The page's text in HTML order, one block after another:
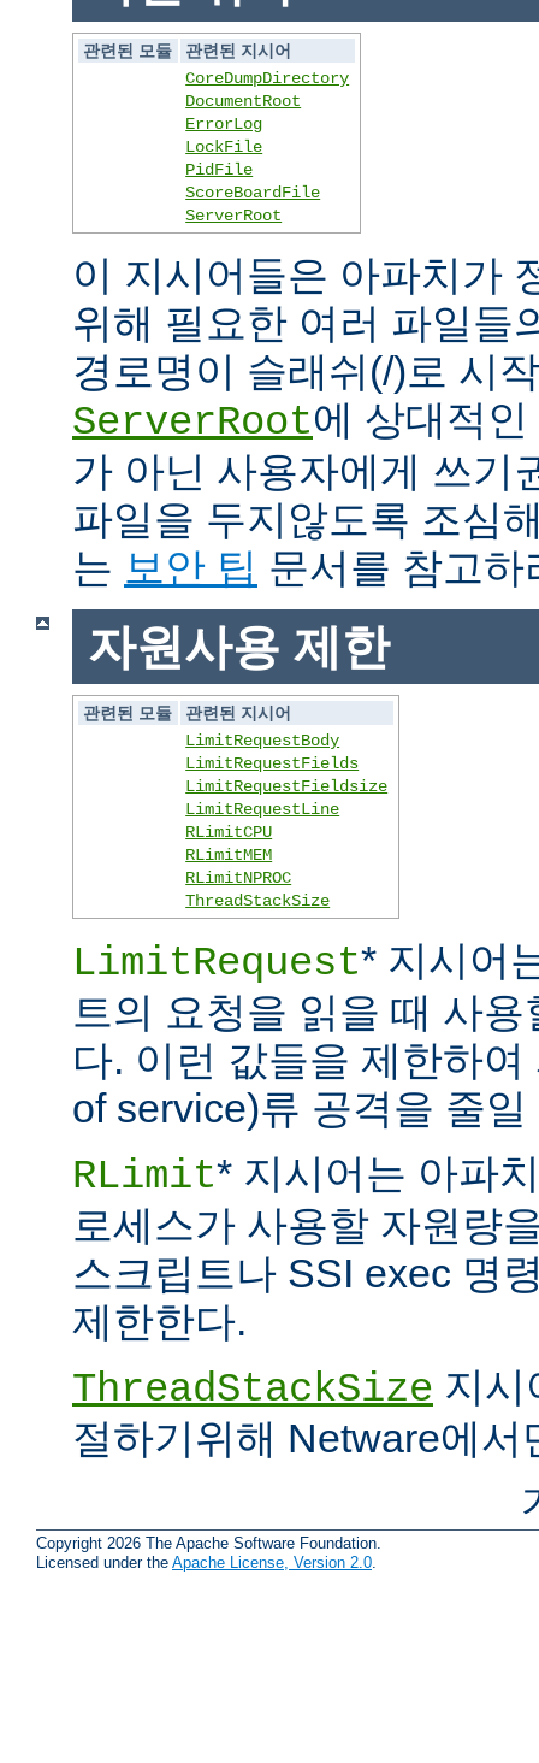
관련된 모듈
관련된 지시어
CoreDumpDirectory
DocumentRoot
ErrorLog
LockFile
PidFile
ScoreBoardFile
ServerRoot
이 지시어들은 아파치가
위해 필요한 여러 파일들
경로명이 슬래쉬(/)로 시
ServerRoot에 상대적
가 아닌 사용자에게 쓰기
파일을 두지않도록 조심
는 보안 팁 문서를 참고하
자원사용 제한
관련된 모듈
관련된 지시어
LimitRequestBody
LimitRequestFields
LimitRequestFieldsize
LimitRequestLine
RLimitCPU
RLimitMEM
RLimitNPROC
ThreadStackSize
LimitRequest* 지시어
트의 요청을 읽을 때 사
다. 이런 값들을 제한하
of service)류 공격을 줄일
RLimit* 지시어는 아파
로세스가 사용할 자원량
스크립트나 SSI exec 명
제한한다.
ThreadStackSize 지시
절하기위해 Netware에서
Copyright 2026 The Apache Software Foundation.
Licensed under the Apache License, Version 2.0